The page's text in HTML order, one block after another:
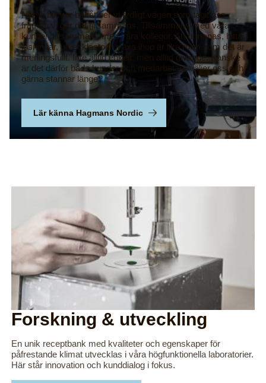
När vi blickar bakåt ser vi tydligt vägen som tagit oss
framåt: vi gör det tillsammans. Tillsammans med våra
kunder, tillsammans med våra kollegor. Att utmanas, hitta
lösningar, utvecklas och växa ihop är lika roligt som det är
meningsfullt. Inte alltid enkelt, men alltid givande. Kanske
är det därför både kunder och medarbetare väljer oss och
gärna stannar länge?
Lär känna Hagmans Nordic
Forskning & utveckling
En unik receptbank med kvaliteter och egenskaper för
påfrestande klimat utvecklas i våra högfunktionella laboratorier.
Här står innovation och kunddialog i fokus.